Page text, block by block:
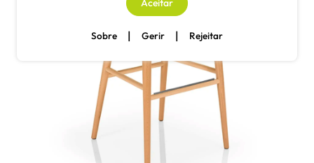
Aceitar
Sobre | Gerir | Rejeitar